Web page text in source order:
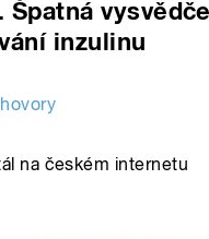
Špatná
inzulinu
na českém internetu